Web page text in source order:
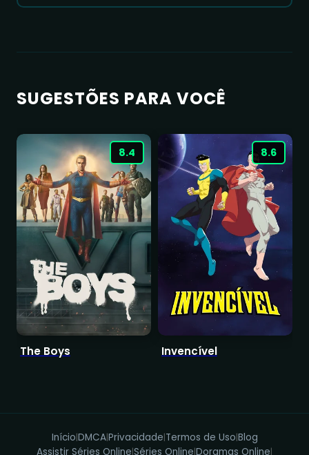
SUGESTÕES PARA VOCÊ
8.4
The Boys
8.6
Invencível
Início|DMCA|Privacidade|Termos de Uso|Blog
Assistir Séries Online|Séries Online|Doramas Online|